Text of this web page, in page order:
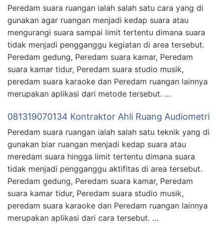
Peredam suara ruangan ialah salah satu cara yang di
gunakan agar ruangan menjadi kedap suara atau
mengurangi suara sampai limit tertentu dimana suara
tidak menjadi pengganggu kegiatan di area tersebut.
Peredam gedung, Peredam suara kamar, Peredam
suara kamar tidur, Peredam suara studio musik,
peredam suara karaoke dan Peredam ruangan lainnya
merupakan aplikasi dari metode tersebut. …
081319070134 Kontraktor Ahli Ruang Audiometri
Peredam suara ruangan ialah salah satu teknik yang di
gunakan biar ruangan menjadi kedap suara atau
meredam suara hingga limit tertentu dimana suara
tidak menjadi pengganggu aktifitas di area tersebut.
Peredam gedung, Peredam suara kamar, Peredam
suara kamar tidur, Peredam suara studio musik,
peredam suara karaoke dan Peredam ruangan lainnya
merupakan aplikasi dari cara tersebut. …